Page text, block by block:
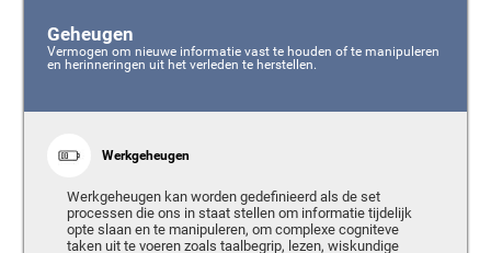
Geheugen
Vermogen om nieuwe informatie vast te houden of te manipuleren
en herinneringen uit het verleden te herstellen.
Werkgeheugen
Werkgeheugen kan worden gedefinieerd als de set
processen die ons in staat stellen om informatie tijdelijk
opte slaan en te manipuleren, om complexe cogniteve
taken uit te voeren zoals taalbegrip, lezen, wiskundige